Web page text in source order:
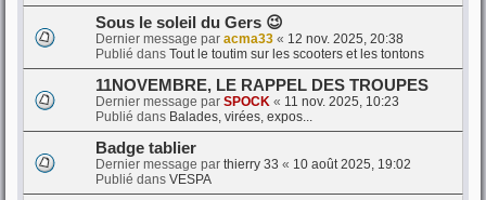
Sous le soleil du Gers 😉
Dernier message par acma33 « 12 nov. 2025, 20:38
Publié dans Tout le toutim sur les scooters et les tontons
11NOVEMBRE, LE RAPPEL DES TROUPES
Dernier message par SPOCK « 11 nov. 2025, 10:23
Publié dans Balades, virées, expos...
Badge tablier
Dernier message par thierry 33 « 10 août 2025, 19:02
Publié dans VESPA